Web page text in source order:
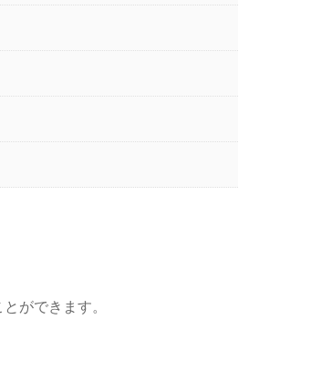
ができます。